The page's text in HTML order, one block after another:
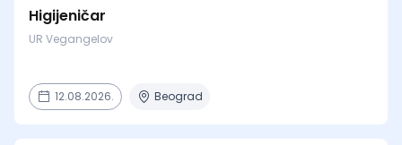
Higijeničar
UR Vegangelov
12.08.2026. Beograd